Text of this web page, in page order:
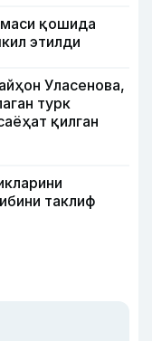
қошида
этилди
Уласенова,
турк
қилган
таклиф